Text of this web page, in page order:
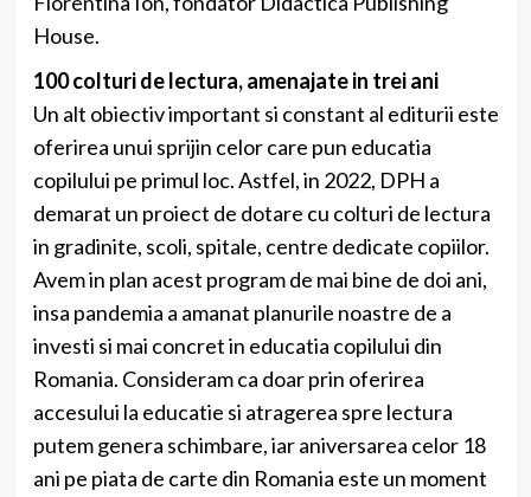
House.
100 colturi de lectura, amenajate in trei ani
Un alt obiectiv important si constant al editurii este
oferirea unui sprijin celor care pun educatia
copilului pe primul loc. Astfel, in 2022, DPH a
demarat un proiect de dotare cu colturi de lectura
in gradinite, scoli, spitale, centre dedicate copiilor.
Avem in plan acest program de mai bine de doi ani,
insa pandemia a amanat planurile noastre de a
investi si mai concret in educatia copilului din
Romania. Consideram ca doar prin oferirea
accesului la educatie si atragerea spre lectura
putem genera schimbare, iar aniversarea celor 18
ani pe piata de carte din Romania este un moment